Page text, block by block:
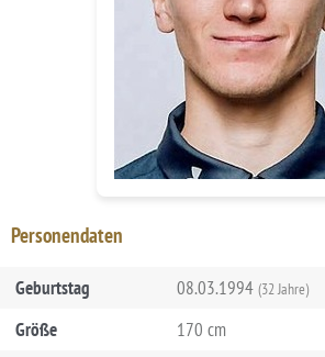
Personendaten
Geburtstag 08.03.1994 (32 Jahre)
Größe
170 cm